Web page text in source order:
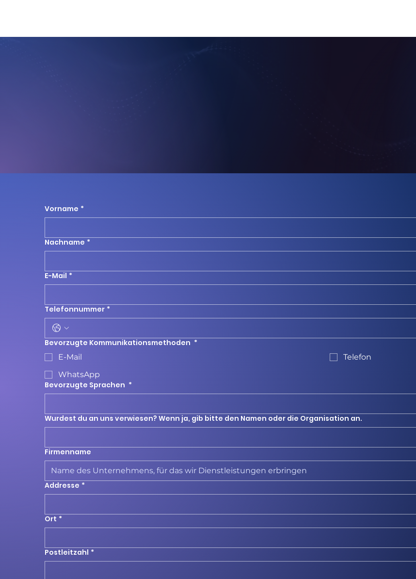
Vorname *
Nachname *
E-Mail *
Telefonnummer *
Bevorzugte Kommunikationsmethoden *
E-Mail
Telefon
WhatsApp
Bevorzugte Sprachen *
Wurdest du an uns verwiesen? Wenn ja, gib bitte den Namen oder die Organisation an.
Firmenname
Addresse *
Ort *
Postleitzahl *